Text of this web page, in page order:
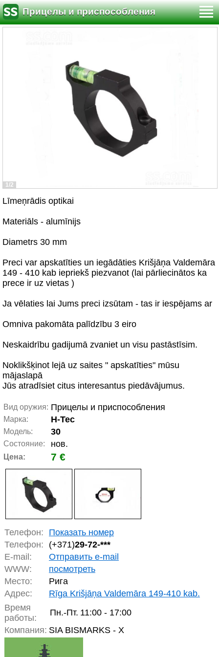
Прицелы и приспособления
1/2
Līmeņrādis optikai
Materiāls - alumīnijs
Diametrs 30 mm
Preci var apskatīties un iegādāties Krišjāņa Valdemāra
149 - 410 kab iepriekš piezvanot (lai pārliecinātos ka
prece ir uz vietas )
Ja vēlaties lai Jums preci izsūtam - tas ir iespējams ar
Omniva pakomāta palīdzību 3 eiro
Neskaidrību gadijumā zvaniet un visu pastāstīsim.
Noklikšķinot lejā uz saites " apskatīties" mūsu
mājaslapā
Jūs atradīsiet citus interesantus piedāvājumus.
Вид оружия: Прицелы и приспособления
Марка: H-Tec
Модель: 30
Состояние: нов.
Цена: 7 €
Телефон:
Показать номер
Телефон:
(+371)29-72-***
E-mail:
Отправить e-mail
WWW:
посмотреть
Место:
Рига
Адрес:
Rīga Krišjāņa Valdemāra 149-410 kab.
Время
работы:
Пн.-Пт. 11:00 - 17:00
Компания: SIA BISMARKS - X